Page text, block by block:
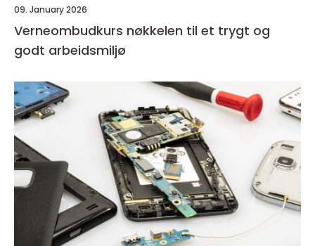
09. January 2026
Verneombudkurs nøkkelen til et trygt og
godt arbeidsmiljø